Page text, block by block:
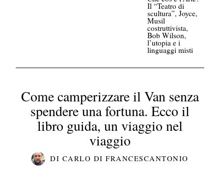
Il “Teatro di
scultura”, Joyce,
Musil
costruttivista,
Bob Wilson,
l’utopia e i
linguaggi misti
Come camperizzare il Van senza
spendere una fortuna. Ecco il
libro guida, un viaggio nel
viaggio
DI CARLO DI FRANCESCANTONIO